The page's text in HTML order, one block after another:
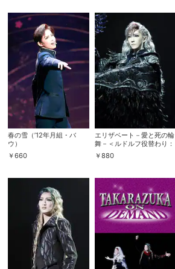
春の雪（’12年月組・バ
ウ）
￥660
エリザベート－愛と死の輪
舞－＜ルドルフ役替わり：
明日海りお＞（’09年月
組・宝塚）
￥880